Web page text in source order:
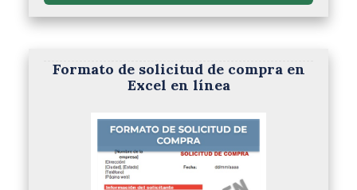
Formato de solicitud de compra en
Excel en línea